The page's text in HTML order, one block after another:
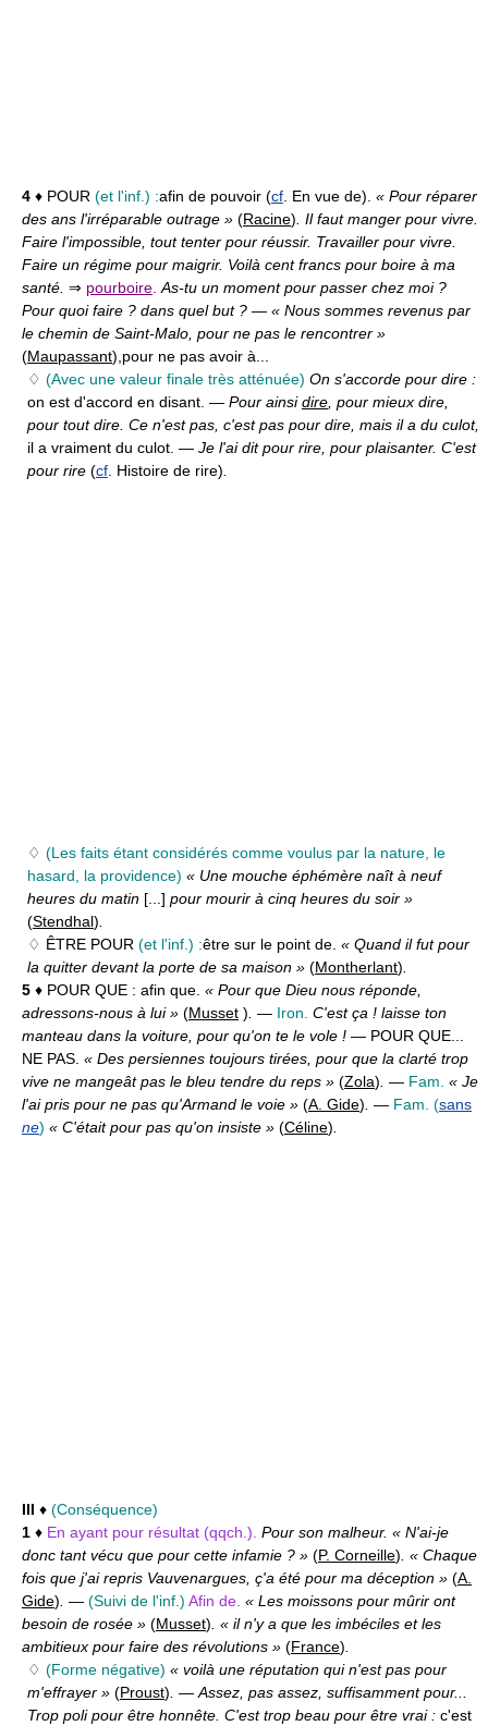
4 ♦ POUR (et l'inf.) :afin de pouvoir (cf. En vue de). « Pour réparer
des ans l'irréparable outrage » (Racine). Il faut manger pour vivre.
Faire l'impossible, tout tenter pour réussir. Travailler pour vivre.
Faire un régime pour maigrir. Voilà cent francs pour boire à ma
santé. ⇒ pourboire.As-tu un moment pour passer chez moi ?
Pour quoi faire ? dans quel but ? — « Nous sommes revenus par
le chemin de Saint-Malo, pour ne pas le rencontrer »
(Maupassant),pour ne pas avoir à...
♢ (Avec une valeur finale très atténuée) On s'accorde pour dire :
on est d'accord en disant. — Pour ainsidire, pour mieux dire,
pour tout dire. Ce n'est pas, c'est pas pour dire, mais il a du culot,
il a vraiment du culot. — Je l'ai dit pour rire, pour plaisanter. C'est
pour rire (cf. Histoire de rire).
♢ (Les faits étant considérés comme voulus par la nature, le
hasard, la providence) « Une mouche éphémère naît à neuf
heures du matin [...] pour mourir à cinq heures du soir »
(Stendhal).
♢ ÊTRE POUR (et l'inf.) :être sur le point de. « Quand il fut pour
la quitter devant la porte de sa maison » (Montherlant).
5 ♦ POUR QUE : afin que. « Pour que Dieu nous réponde,
adressons-nous à lui » (Musset ). — Iron. C'est ça ! laisse ton
manteau dans la voiture, pour qu'on te le vole ! — POUR QUE...
NE PAS. « Des persiennes toujours tirées, pour que la clarté trop
vive ne mangeât pas le bleu tendre du reps » (Zola). — Fam. « Je
l'ai pris pour ne pas qu'Armand le voie » (A. Gide). — Fam. (sans
ne) « C'était pour pas qu'on insiste » (Céline).
III ♦ (Conséquence)
1 ♦ En ayant pour résultat (qqch.). Pour son malheur. « N'ai-je
donc tant vécu que pour cette infamie ? » (P. Corneille). « Chaque
fois que j'ai repris Vauvenargues, ç'a été pour ma déception » (A.
Gide). — (Suivi de l'inf.) Afin de. « Les moissons pour mûrir ont
besoin de rosée » (Musset). « il n'y a que les imbéciles et les
ambitieux pour faire des révolutions » (France).
♢ (Forme négative) « voilà une réputation qui n'est pas pour
m'effrayer » (Proust). —Assez, pas assez, suffisamment pour...
Trop poli pour être honnête. C'est trop beau pour être vrai : c'est